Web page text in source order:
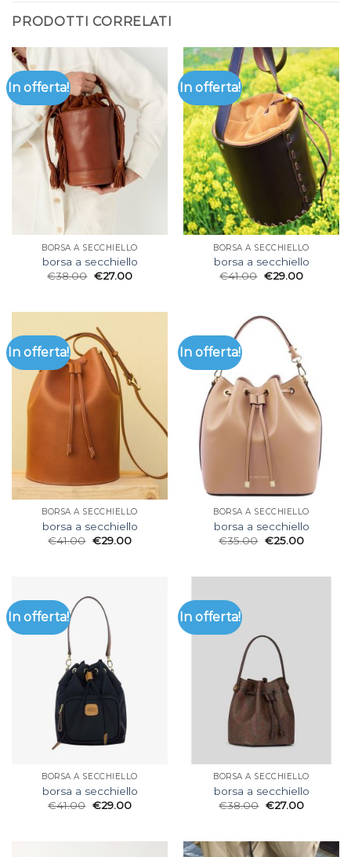
PRODOTTI CORRELATI
In offerta!
BORSA A SECCHIELLO
borsa a secchiello
€38.00 €27.00
In offerta!
BORSA A SECCHIELLO
borsa a secchiello
€41.00 €29.00
In offerta!
BORSA A SECCHIELLO
borsa a secchiello
€41.00 €29.00
In offerta!
BORSA A SECCHIELLO
borsa a secchiello
€35.00 €25.00
In offerta!
BORSA A SECCHIELLO
borsa a secchiello
€41.00 €29.00
In offerta!
BORSA A SECCHIELLO
borsa a secchiello
€38.00 €27.00